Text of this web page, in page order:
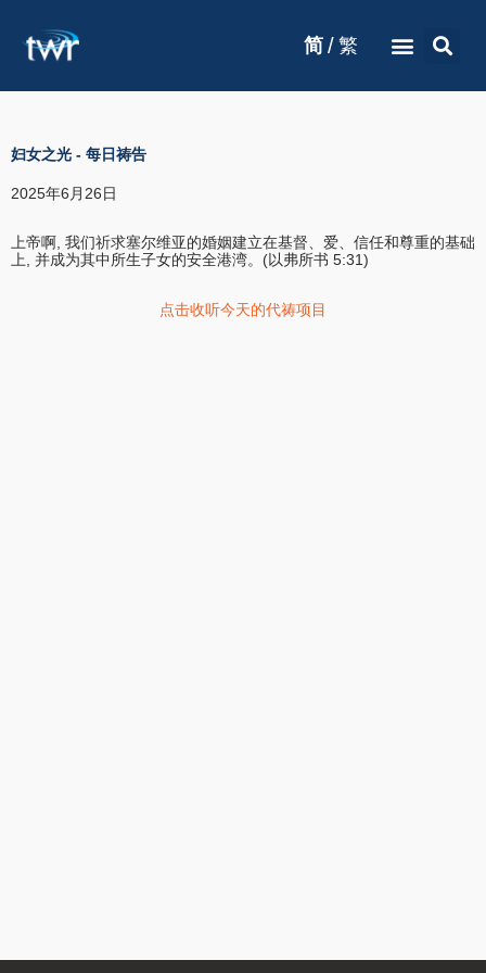
简 / 繁
妇女之光 - 每日祷告
2025年6月26日
上帝啊, 我们祈求塞尔维亚的婚姻建立在基督、爱、信任和尊重的基础
上, 并成为其中所生子女的安全港湾。(以弗所书 5:31)
点击收听今天的代祷项目